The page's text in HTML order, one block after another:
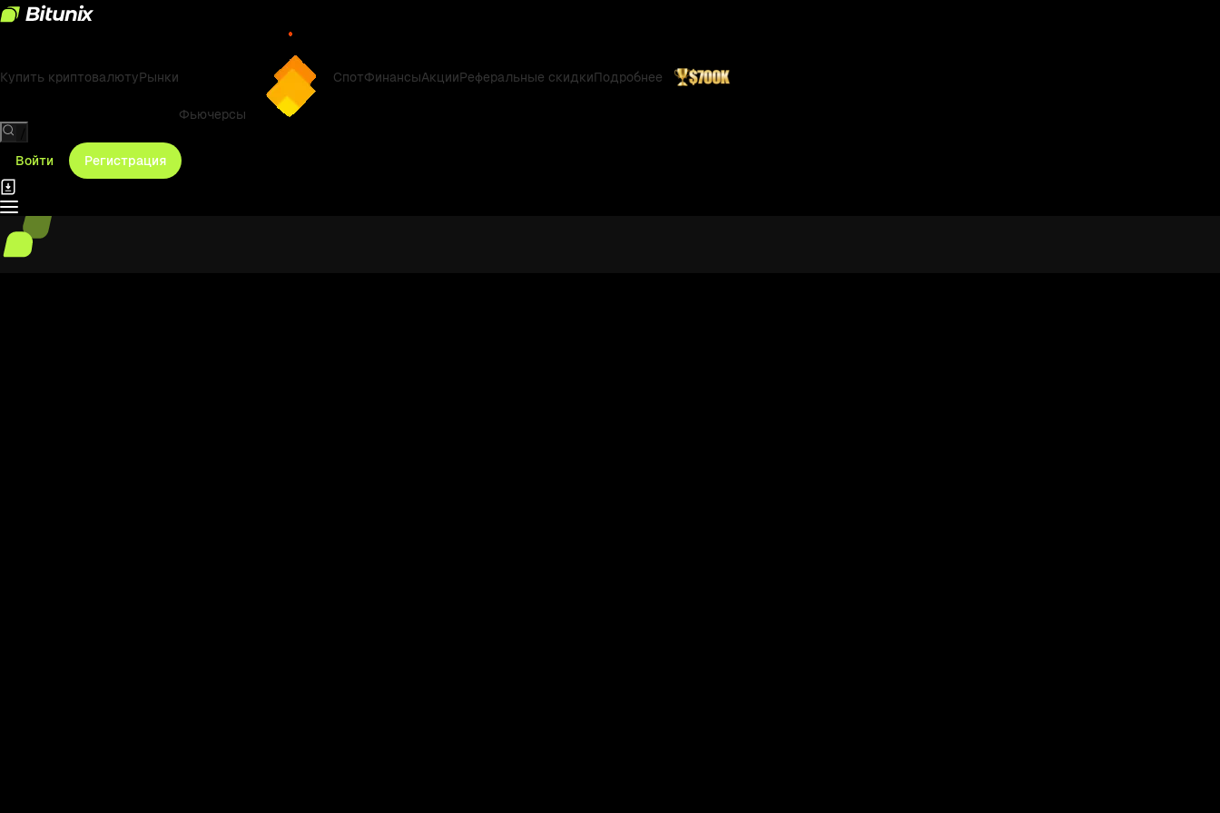
Купить криптовалютуРынки
Фьючерсы
СпотФинансыАкцииРеферальные скидкиПодробнее
Войти
Регистрация